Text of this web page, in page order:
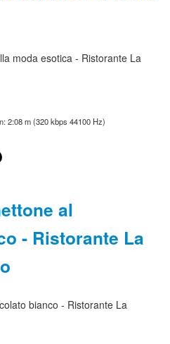
moda esotica - Ristorante La
2:08 m (320 kbps 44100 Hz)
al
- Ristorante La
bianco - Ristorante La